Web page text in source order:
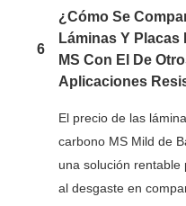
6
¿Cómo Se
Láminas Y
MS Con El De
Aplicaciones
El precio de las
carbono MS Mild de
una solución rentable
al desgaste en